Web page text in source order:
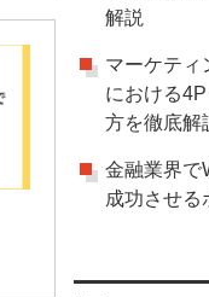
解説
マーケティ
における
方を徹底解
金融業界で
成功させる